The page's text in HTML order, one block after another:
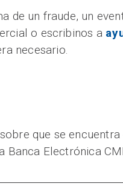
de un fraude, un
o escribinos a
necesario.
que se
Electrónica